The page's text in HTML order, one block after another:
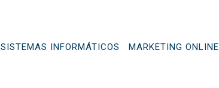
SISTEMAS INFORMÁTICOS MARKETING ONLINE